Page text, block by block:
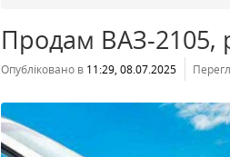
Продам ВАЗ-2105,
Опубліковано в 11:29, 08.07.2025